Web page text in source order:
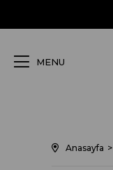
MENU
Anasayfa